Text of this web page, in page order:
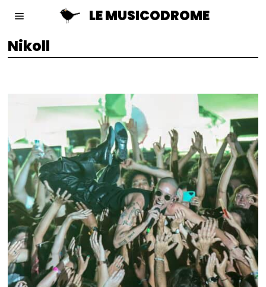
LE MUSICODROME
Nikoll